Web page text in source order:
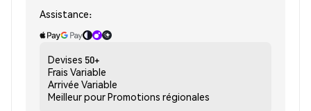
Assistance:
Devises 50+
Frais Variable
Arrivée Variable
Meilleur pourPromotions régionales